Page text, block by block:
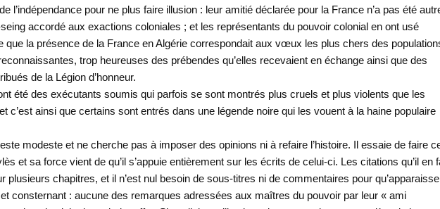
l’indépendance pour ne plus faire illusion : leur amitié déclarée pour la France n’a pas été
accordé aux exactions coloniales ; et les représentants du pouvoir colonial en ont usé
que la présence de la France en Algérie correspondait aux vœux les plus chers des
trop heureuses des prébendes qu’elles recevaient en échange ainsi que des
de la Légion d’honneur.
été des exécutants soumis qui parfois se sont montrés plus cruels et plus violents que les
c’est ainsi que certains sont entrés dans une légende noire qui les vouent à la haine populaire
modeste et ne cherche pas à imposer des opinions ni à refaire l’histoire. Il essaie de faire
et sa force vient de qu’il s’appuie entièrement sur les écrits de celui-ci. Les citations qu’il en
plusieurs chapitres, et il n’est nul besoin de sous-titres ni de commentaires pour
et consternant : aucune des remarques adressées aux maîtres du pouvoir par leur « ami